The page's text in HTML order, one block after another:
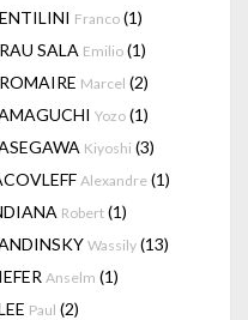
Franco (1)
SALA Emilio (1)
Marcel (2)
Yozo (1)
Kiyoshi (3)
Alexandre (1)
Robert (1)
Wassily (13)
Anselm (1)
Paul (2)